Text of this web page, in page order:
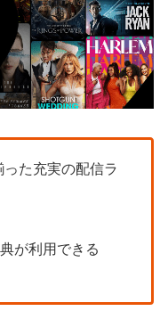
た充実の配信ラ
が利用できる